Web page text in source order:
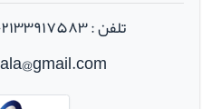
تلفن : ۰۲۱۳۳۹۱۷۵۸۳ - ۰۲۱۳۳۹۱۴۴۳۴